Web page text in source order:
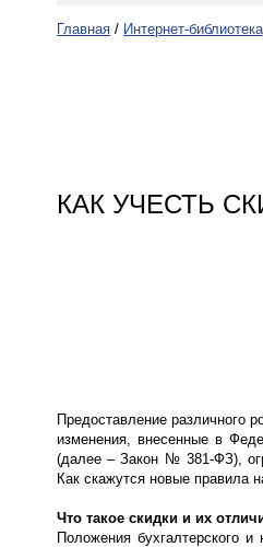
Главная / Интернет-библиотека
КАК УЧЕСТЬ
Предоставление различного
изменения, внесенные в
(далее – Закон № 381-ФЗ),
Как скажутся новые правила
Что такое скидки и их
Положения бухгалтерского и